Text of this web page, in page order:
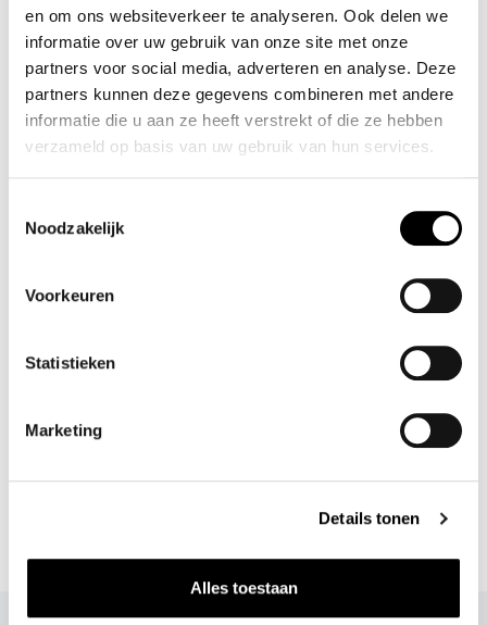
en om ons websiteverkeer te analyseren. Ook delen we
informatie over uw gebruik van onze site met onze
partners voor social media, adverteren en analyse. Deze
partners kunnen deze gegevens combineren met andere
informatie die u aan ze heeft verstrekt of die ze hebben
verzameld op basis van uw gebruik van hun services.
Noodzakelijk
Voorkeuren
Statistieken
Marketing
Details tonen
Alles toestaan
LEUK MET:
Kleding
S A L E Blouses & tops Merken